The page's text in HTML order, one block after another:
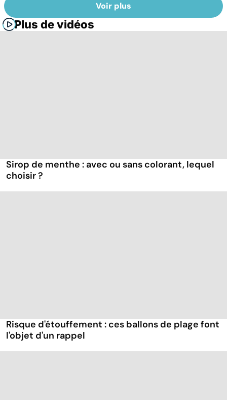
Voir plus
Plus de vidéos
Sirop de menthe : avec ou sans colorant, lequel
choisir ?
Risque d'étouffement : ces ballons de plage font
l'objet d'un rappel